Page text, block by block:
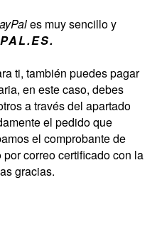
es muy sencillo y
ti, también puedes pagar
en este caso, debes
a través del apartado
el pedido que
el comprobante de
correo certificado con la
gracias.